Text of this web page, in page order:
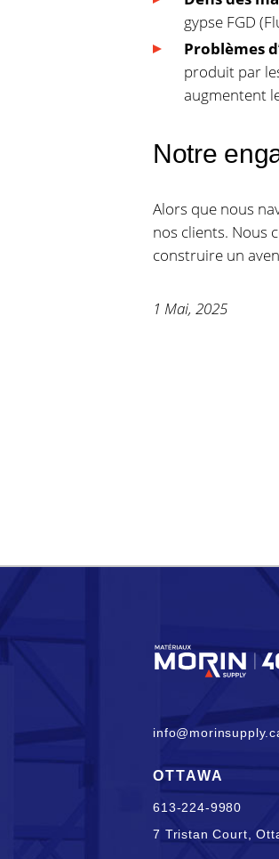
gypse FGD
Problèmes
produit par
augmentent
Notre
Alors que nous
nos clients. Nous
construire un
1 Mai, 2025
OTTAWA
613-224-9980
7 Tristan Court,